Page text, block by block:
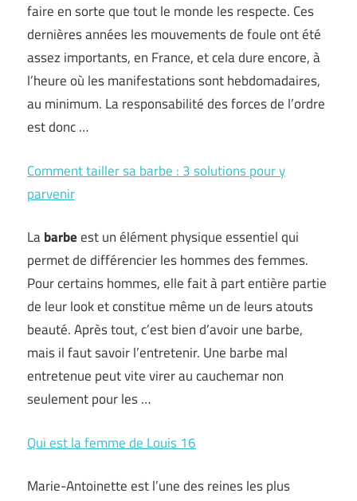
faire en sorte que tout le monde les respecte. Ces
dernières années les mouvements de foule ont été
assez importants, en France, et cela dure encore, à
l’heure où les manifestations sont hebdomadaires,
au minimum. La responsabilité des forces de l’ordre
est donc …
Comment tailler sa barbe : 3 solutions pour y
parvenir
Labarbeest un élément physique essentiel qui
permet de différencier les hommes des femmes.
Pour certains hommes, elle fait à part entière partie
de leur look et constitue même un de leurs atouts
beauté. Après tout, c’est bien d’avoir une barbe,
mais il faut savoir l’entretenir. Une barbe mal
entretenue peut vite virer au cauchemar non
seulement pour les …
Qui est la femme de Louis 16
Marie-Antoinette est l’une des reines les plus